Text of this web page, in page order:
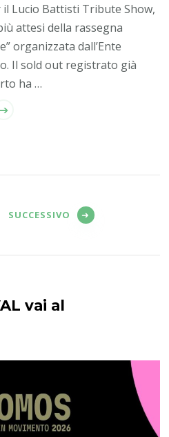
Lucio Battisti Tribute Show,
attesi della rassegna
organizzata dall’Ente
Il sold out registrato già
ha …
SUCCESSIVO
vai al